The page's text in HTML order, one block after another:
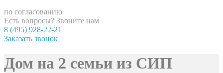
по согласованию
Есть вопросы? Звоните нам
8 (495) 928-22-21
Заказать звонок
Дом на 2 семьи из СИП